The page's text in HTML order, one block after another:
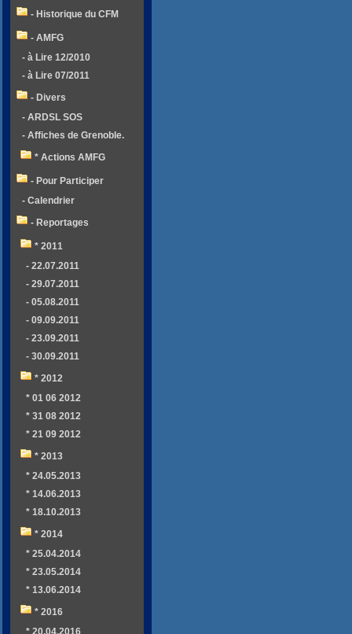
- Historique du CFM
- AMFG
- à Lire 12/2010
- à Lire 07/2011
- Divers
- ARDSL SOS
- Affiches de Grenoble.
* Actions AMFG
- Pour Participer
- Calendrier
- Reportages
* 2011
- 22.07.2011
- 29.07.2011
- 05.08.2011
- 09.09.2011
- 23.09.2011
- 30.09.2011
* 2012
* 01 06 2012
* 31 08 2012
* 21 09 2012
* 2013
* 24.05.2013
* 14.06.2013
* 18.10.2013
* 2014
* 25.04.2014
* 23.05.2014
* 13.06.2014
* 2016
* 20.04.2016